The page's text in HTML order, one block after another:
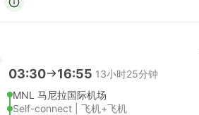
03:30 16:55 13小时25分钟
MNL 马尼拉国际机场
Self-connect | 飞机+飞机